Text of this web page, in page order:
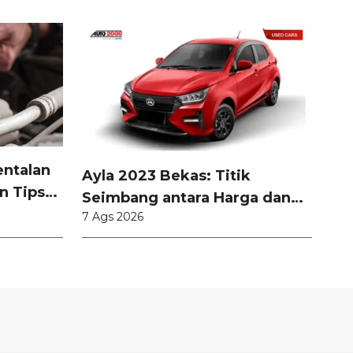
Tips
Ayla 2023 Bekas: Titik
Seimbang antara Harga dan
Pembaruan Teknologi
7 Ags 2026